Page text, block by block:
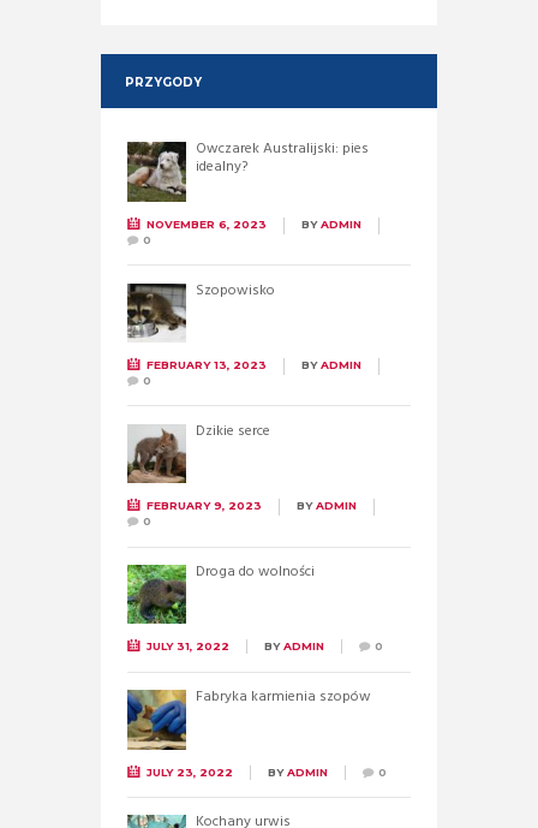
PRZYGODY
Owczarek Australijski: pies
idealny?
NOVEMBER 6, 2023 BYADMIN
0
Szopowisko
FEBRUARY 13, 2023 BYADMIN
0
Dzikie serce
FEBRUARY 9, 2023 BYADMIN
0
Droga do wolności
JULY 31, 2022 BYADMIN 0
Fabryka karmienia szopów
JULY 23, 2022 BYADMIN 0
Kochany urwis